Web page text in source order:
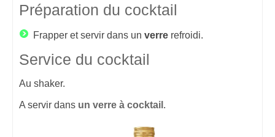
Préparation du cocktail
Frapper et servir dans un verre refroidi.
Service du cocktail
Au shaker.
A servir dans un verre à cocktail .